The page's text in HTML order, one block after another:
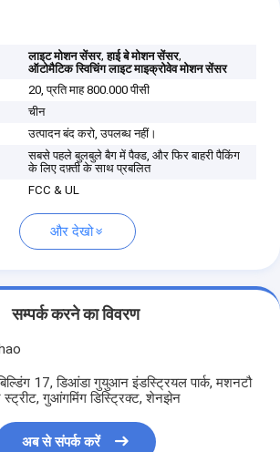
लाइट मोशन सेंसर,हाई बे मोशन सेंसर,
ऑटोमैटिक स्विचिंग लाइट माइक्रोवेव मोशन सेंसर
20, प्रति माह 800.000 पीसी
चीन
उत्पादन बंद करो, उपलब्ध नहीं।
सबसे पहले बुलबुले बैग में पैक्ड, और फिर बाहरी पैकिंग
के लिए दफ़्ती के साथ प्रबलित
FCC & UL
और देखो
सम्पर्क करने का विवरण
17, डिआंडा गुयुआन इंडस्ट्रियल पार्क, मशनटौ
स्ट्रीट, गुआंगमिंग डिस्ट्रिक्ट, शेनझेन
अब से संपर्क करें